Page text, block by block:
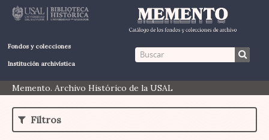
Fondos y colecciones
Institución archivística
Memento. Archivo Histórico de la USAL
Filtros